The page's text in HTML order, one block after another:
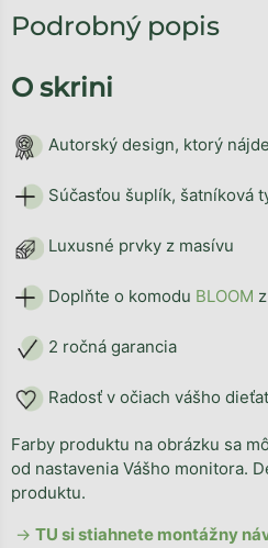
Podrobný popis
O skrini
Autorský design, ktorý
Súčasťou šuplík, šatníková
Luxusné prvky z masívu
Doplňte o komodu BLOOM
2 ročná garancia
Radosť v očiach vášho
Farby produktu na obrázku sa
od nastavenia Vášho monitora.
produktu.
→ TU si stiahnete montážny